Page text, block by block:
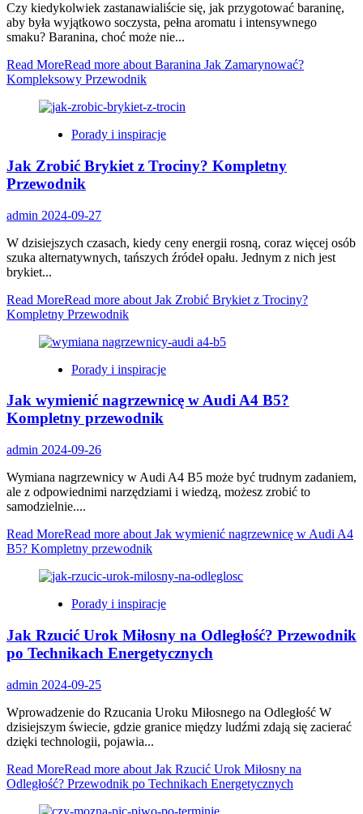
Czy kiedykolwiek zastanawialiście się, jak przygotować baraninę,
aby była wyjątkowo soczysta, pełna aromatu i intensywnego
smaku? Baranina, choć może nie...
Read MoreRead more about Baranina Jak Zamarynować?
Kompleksowy Przewodnik
Porady i inspiracje
Jak Zrobić Brykiet z Trociny? Kompletny
Przewodnik
admin 2024-09-27
W dzisiejszych czasach, kiedy ceny energii rosną, coraz więcej osób
szuka alternatywnych, tańszych źródeł opału. Jednym z nich jest
brykiet...
Read MoreRead more about Jak Zrobić Brykiet z Trociny?
Kompletny Przewodnik
Porady i inspiracje
Jak wymienić nagrzewnicę w Audi A4 B5?
Kompletny przewodnik
admin 2024-09-26
Wymiana nagrzewnicy w Audi A4 B5 może być trudnym zadaniem,
ale z odpowiednimi narzędziami i wiedzą, możesz zrobić to
samodzielnie....
Read MoreRead more about Jak wymienić nagrzewnicę w Audi A4
B5? Kompletny przewodnik
Porady i inspiracje
Jak Rzucić Urok Miłosny na Odległość? Przewodnik
po Technikach Energetycznych
admin 2024-09-25
Wprowadzenie do Rzucania Uroku Miłosnego na Odległość W
dzisiejszym świecie, gdzie granice między ludźmi zdają się zacierać
dzięki technologii, pojawia...
Read MoreRead more about Jak Rzucić Urok Miłosny na
Odległość? Przewodnik po Technikach Energetycznych